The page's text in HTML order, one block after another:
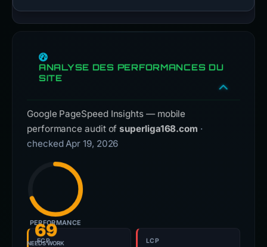
ANALYSE DES PERFORMANCES DU
SITE
Google PageSpeed Insights — mobile
performance audit of superliga168.com ·
checked Apr 19, 2026
69
NEEDS WORK
PERFORMANCE
FCP LCP